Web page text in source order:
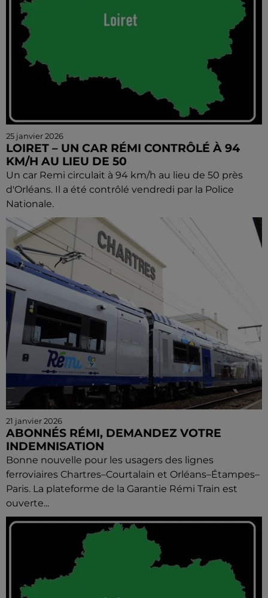
25 janvier 2026
LOIRET – UN CAR RÉMI CONTRÔLÉ À 94
KM/H AU LIEU DE 50
Un car Remi circulait à 94 km/h au lieu de 50 près
d'Orléans. Il a été contrôlé vendredi par la Police
Nationale.
21 janvier 2026
ABONNÉS RÉMI, DEMANDEZ VOTRE
INDEMNISATION
Bonne nouvelle pour les usagers des lignes
ferroviaires Chartres–Courtalain et Orléans–Étampes–
Paris. La plateforme de la Garantie Rémi Train est
ouverte...